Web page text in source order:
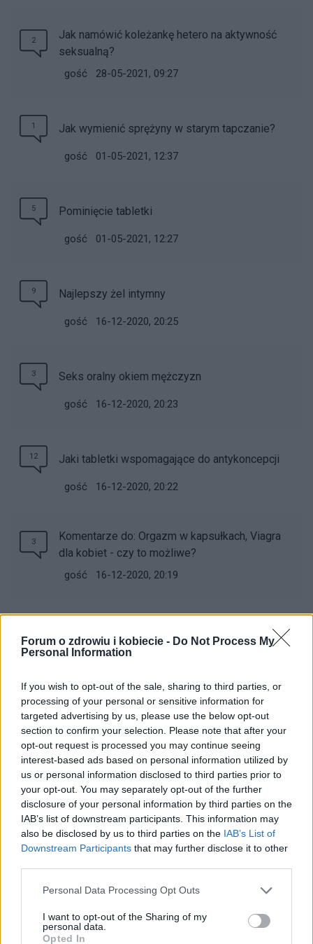
Forum o zdrowiu i kobiecie - Do Not Process My
Personal Information
If you wish to opt-out of the sale, sharing to third parties, or
processing of your personal or sensitive information for
targeted advertising by us, please use the below opt-out
section to confirm your selection. Please note that after your
opt-out request is processed you may continue seeing
interest-based ads based on personal information utilized by
us or personal information disclosed to third parties prior to
your opt-out. You may separately opt-out of the further
disclosure of your personal information by third parties on the
IAB’s list of downstream participants. This information may
also be disclosed by us to third parties on the IAB’s List of
Downstream Participants that may further disclose it to other
Personal Data Processing Opt Outs
I want to opt-out of the Sharing of my
personal data.
Opted In
2
Jak namówić koleżankę hetero na aktywność
seksualną?
gość 28-05-2021, 09:27
1 Jak wymienić sprężyny w starym tapczanie?
gość 01-05-2021, 12:37
5 Pominięcie tabletki
gość 01-05-2021, 12:27
9 Najlepszy żel intymny
gość 16-12-2020, 20:25
3 Seks oralny okiem mężczyzn
gość 16-12-2020, 20:23
12 Jaki tabletki wspomagające do antykoncepcji
gość 16-12-2020, 20:22
3
Komentarze do: Orgazm w kapsułkach, Viagra
dla kobiet - czy to możliwe?
gość 16-12-2020, 20:19
gość 16-12-2020, 20:18
Jak złagodzić ból po pierwszym razie?
gość 16-12-2020, 20:16
4 Brak ochoty na seks przy antykoncepcji
gość 16-12-2020, 20:15